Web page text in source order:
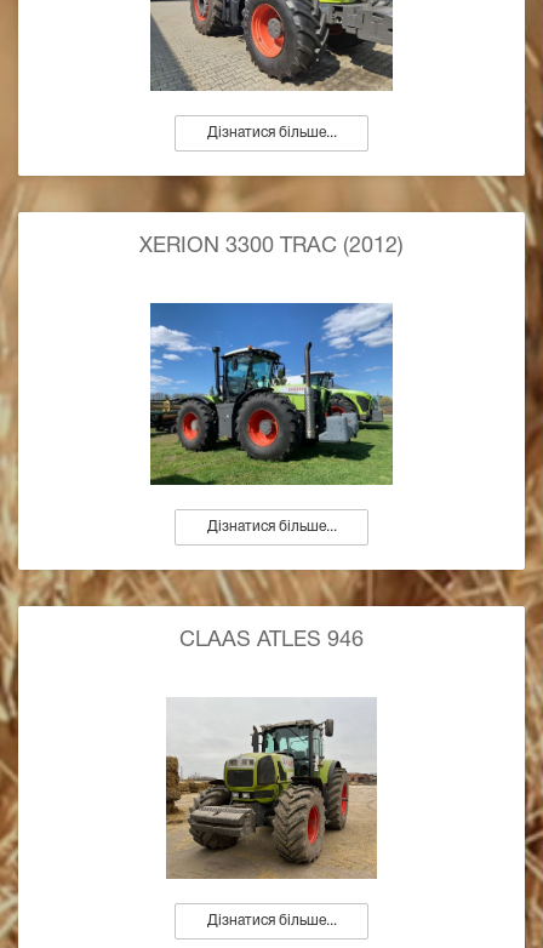
Дізнатися більше...
XERION 3300 TRAC (2012)
Дізнатися більше...
CLAAS ATLES 946
Дізнатися більше...